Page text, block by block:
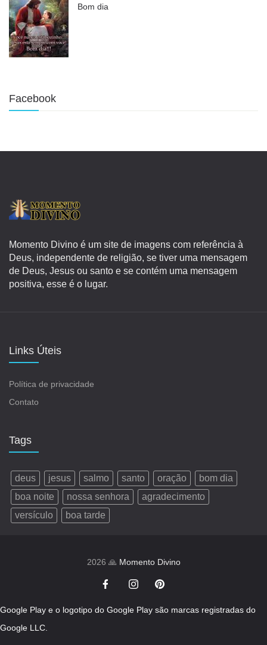
Bom dia
Facebook
Momento Divino é um site de imagens com referência à
Deus, independente de religião, se tiver uma mensagem
de Deus, Jesus ou santo e se contém uma mensagem
positiva, esse é o lugar.
Links Úteis
Política de privacidade
Contato
Tags
deus jesus salmo santo oração
bom dia
boa noite
nossa senhora
agradecimento
versículo
boa tarde
2026 🙏 Momento Divino
Google Play e o logotipo do Google Play são marcas registradas do
Google LLC.